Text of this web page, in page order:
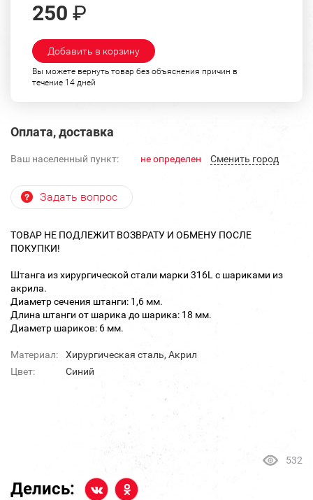
250 ₽
Добавить в корзину
Вы можете вернуть товар без объяснения причин в
течение 14 дней
Оплата, доставка
Ваш населенный пункт: не определен Cменить город
Задать вопрос
ТОВАР НЕ ПОДЛЕЖИТ ВОЗВРАТУ И ОБМЕНУ ПОСЛЕ
ПОКУПКИ!
Штанга из хирургической стали марки 316L с шариками из
акрила.
Диаметр сечения штанги: 1,6 мм.
Длина штанги от шарика до шарика: 18 мм.
Диаметр шариков: 6 мм.
Материал:
Хирургическая сталь, Акрил
Цвет:
Синий
532
Делись: